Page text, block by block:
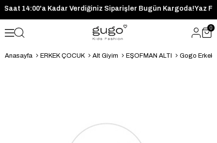
Saat 14:00'a Kadar Verdiğiniz Siparişler Bugün
0
Anasayfa ERKEK ÇOCUK Alt Giyim EŞOFMAN ALTI Gogo Erkek